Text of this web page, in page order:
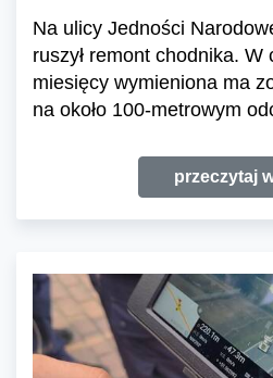
Na ulicy Jedności
ruszył remont chodnika. W
miesięcy wymieniona ma
na około 100-metrowym
przeczytaj